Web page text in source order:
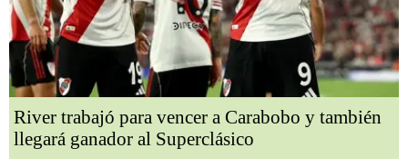
River trabajó para vencer a Carabobo y también
llegará ganador al Superclásico